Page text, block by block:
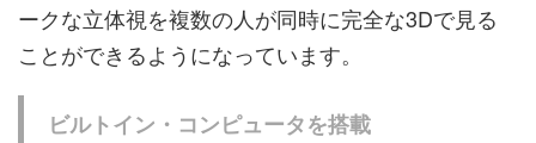
ークな立体視を複数の人が同時に完全な3Dで見る
ことができるようになっています。
ビルトイン・コンピュータを搭載